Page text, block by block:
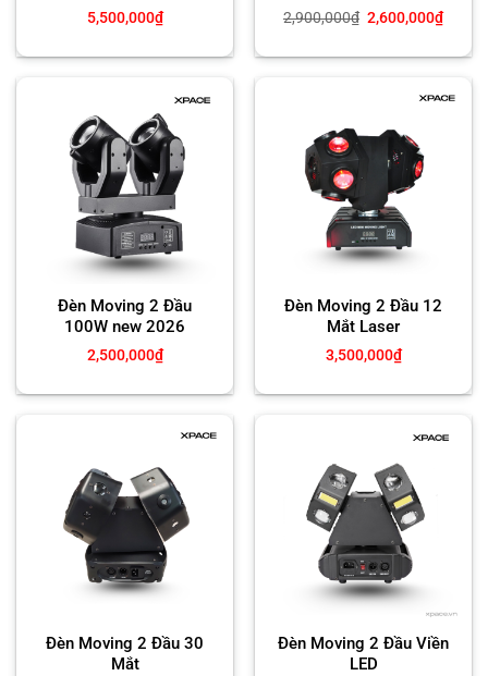
5,500,000₫ 2,900,000₫ Giá
gốc
2,900,000₫.
2,600,000₫Giá
hiện
là:
Đèn Moving 2 Đầu
100W new 2026
2,500,000₫
Đèn Moving 2 Đầu 12
Mắt Laser
3,500,000₫
Đèn Moving 2 Đầu 30
Mắt
Đèn Moving 2 Đầu Viền
LED